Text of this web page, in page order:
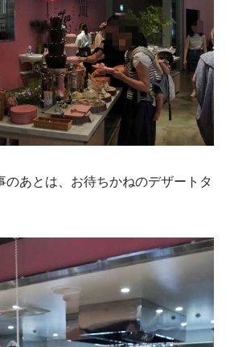
のあとは、お待ちかねのデザートタ